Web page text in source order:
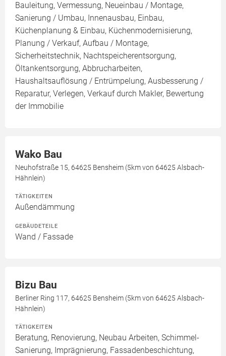
Bauleitung, Vermessung, Neueinbau / Montage,
Sanierung / Umbau, Innenausbau, Einbau,
Küchenplanung & Einbau, Küchenmodernisierung,
Planung / Verkauf, Aufbau / Montage,
Sicherheitstechnik, Nachtspeicherentsorgung,
Öltankentsorgung, Abbrucharbeiten,
Haushaltsauflösung / Entrümpelung, Ausbesserung /
Reparatur, Verlegen, Verkauf durch Makler, Bewertung
der Immobilie
Wako Bau
Neuhofstraße 15, 64625 Bensheim (5km von 64625 Alsbach-
Hähnlein)
TÄTIGKEITEN
Außendämmung
GEBÄUDETEILE
Wand / Fassade
Bizu Bau
Berliner Ring 117, 64625 Bensheim (5km von 64625 Alsbach-
Hähnlein)
TÄTIGKEITEN
Beratung, Renovierung, Neubau Arbeiten, Schimmel-
Sanierung, Imprägnierung, Fassadenbeschichtung,